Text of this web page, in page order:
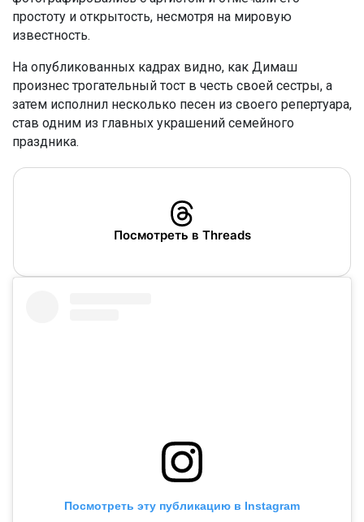
простоту и открытость, несмотря на мировую
известность.
На опубликованных кадрах видно, как Димаш
произнес трогательный тост в честь своей сестры, а
затем исполнил несколько песен из своего репертуара,
став одним из главных украшений семейного
праздника.
Посмотреть в Threads
Посмотреть эту публикацию в Instagram